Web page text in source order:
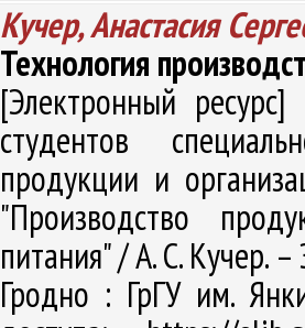
Кучер, Анастасия
Технология
[Электронный
студентов
продукции и
"Производство
питания" / А. С. Кучер.
Гродно : ГрГУ им.